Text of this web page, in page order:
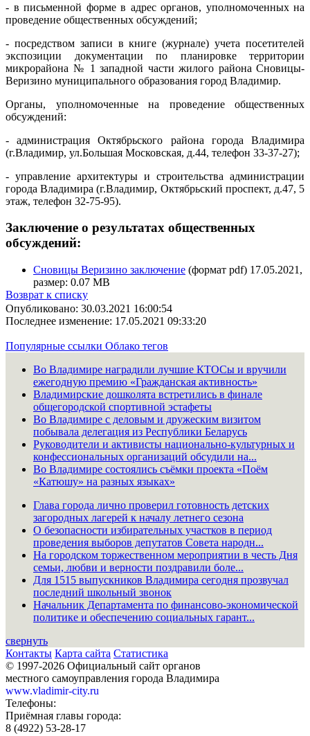
- в письменной форме в адрес органов, уполномоченных на
проведение общественных обсуждений;
- посредством записи в книге (журнале) учета посетителей
экспозиции документации по планировке территории
микрорайона № 1 западной части жилого района Сновицы-
Веризино муниципального образования город Владимир.
Органы, уполномоченные на проведение общественных
обсуждений:
- администрация Октябрьского района города Владимира
(г.Владимир, ул.Большая Московская, д.44, телефон 33-37-27);
- управление архитектуры и строительства администрации
города Владимира (г.Владимир, Октябрьский проспект, д.47, 5
этаж, телефон 32-75-95).
Заключение о результатах общественных
обсуждений:
Сновицы Веризино заключение (формат pdf) 17.05.2021,
размер: 0.07 MB
Возврат к списку
Опубликовано: 30.03.2021 16:00:54
Последнее изменение: 17.05.2021 09:33:20
Популярные ссылки Облако тегов
Во Владимире наградили лучшие КТОСы и вручили
ежегодную премию «Гражданская активность»
Владимирские дошколята встретились в финале
общегородской спортивной эстафеты
Во Владимире с деловым и дружеским визитом
побывала делегация из Республики Беларусь
Руководители и активисты национально-культурных и
конфессиональных организаций обсудили на...
Во Владимире состоялись съёмки проекта «Поём
«Катюшу» на разных языках»
Глава города лично проверил готовность детских
загородных лагерей к началу летнего сезона
О безопасности избирательных участков в период
проведения выборов депутатов Совета народн...
На городском торжественном мероприятии в честь Дня
семьи, любви и верности поздравили боле...
Для 1515 выпускников Владимира сегодня прозвучал
последний школьный звонок
Начальник Департамента по финансово-экономической
политике и обеспечению социальных гарант...
свернуть
Контакты Карта сайта Статистика
© 1997-2026 Официальный сайт органов
местного самоуправления города Владимира
www.vladimir-city.ru
Телефоны:
Приёмная главы города:
8 (4922) 53-28-17